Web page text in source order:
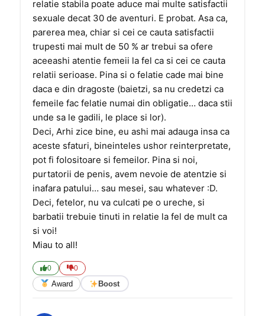
relatie stabila poate aduce mai multe satisfactii
sexuale decat 30 de aventuri. E probat. Asa ca,
parerea mea, chiar si cei ce cauta satisfactii
trupesti mai mult de 50 % ar trebui sa ofere
aceeashi atentie femeii la fel ca si cei ce cauta
relatii serioase. Pina si o felatie cade mai bine
daca e din dragoste (baietzi, sa nu credetzi ca
femeile fac felatie numai din obligatie… daca stii
unde sa le gadili, le place si lor).
Deci, Arhi zice bine, eu ashi mai adauga insa ca
aceste sfaturi, bineinteles ushor reinterpretate,
pot fi folositoare si femeilor. Pina si noi,
purtatorii de penis, avem nevoie de atentzie si
inafara patului… sau mesei, sau whatever :D.
Deci, fetelor, nu va culcati pe o ureche, si
barbatii trebuie tinuti in relatie la fel de mult ca
si voi!
Miau to all!
0 0
Award Boost